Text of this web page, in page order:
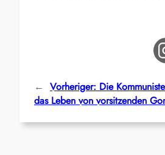
← Vorheriger: Die
das Leben von vorsitzenden